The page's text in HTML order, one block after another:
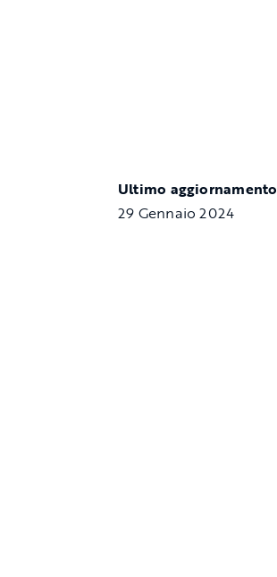
Ultimo aggiornamento
29 Gennaio 2024